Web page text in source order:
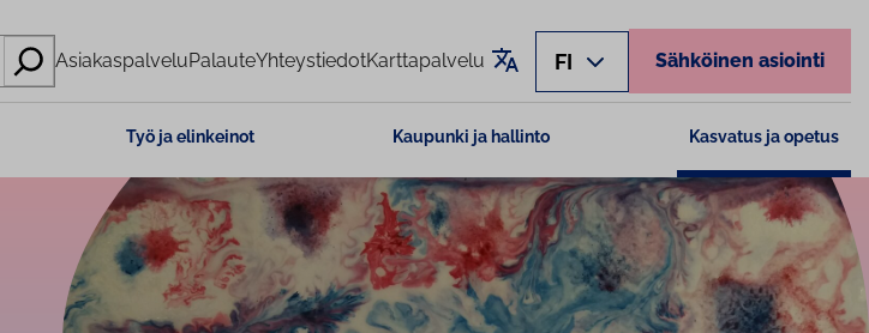
AsiakaspalveluPalauteYhteystiedotKarttapalvelu Käännä sivu
FI Sähköinen asiointi
Työ ja elinkeinot Kaupunki ja hallinto Kasvatus ja opetus